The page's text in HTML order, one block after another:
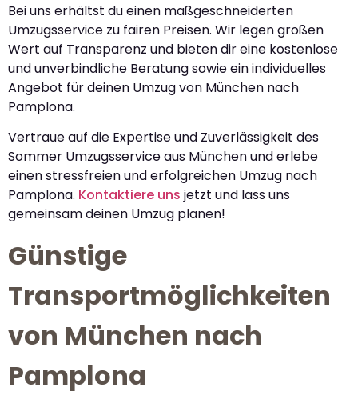
Bei uns erhältst du einen maßgeschneiderten
Umzugsservice zu fairen Preisen. Wir legen großen
Wert auf Transparenz und bieten dir eine kostenlose
und unverbindliche Beratung sowie ein individuelles
Angebot für deinen Umzug von München nach
Pamplona.
Vertraue auf die Expertise und Zuverlässigkeit des
Sommer Umzugsservice aus München und erlebe
einen stressfreien und erfolgreichen Umzug nach
Pamplona. Kontaktiere uns jetzt und lass uns
gemeinsam deinen Umzug planen!
Günstige
Transportmöglichkeiten
von München nach
Pamplona